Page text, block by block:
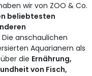
wir von ZOO & Co.
beliebtesten
anschaulichen
Aquarianern als
die Ernährung,
von Fisch,